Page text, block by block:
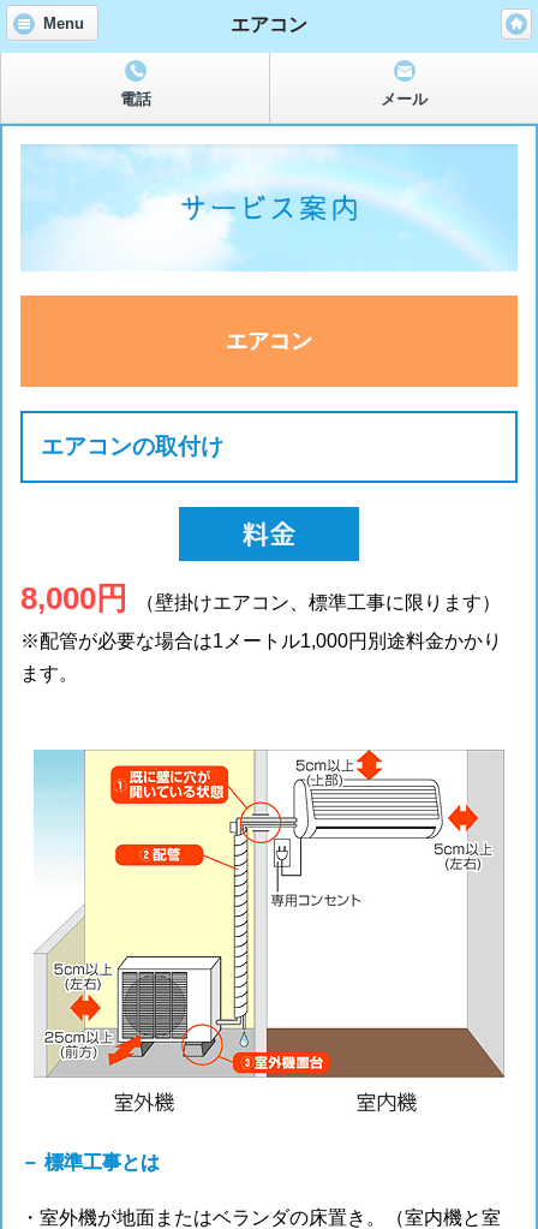
Menu エアコン
電話 メール
エアコン
エアコンの取付け
8,000円
（壁掛けエアコン、標準工事に限ります）
※配管が必要な場合は1メートル1,000円別途料金かかり
ます。
－ 標準工事とは
・室外機が地面またはベランダの床置き。（室内機と室